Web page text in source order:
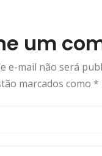
um
e-mail não será
marcados como *